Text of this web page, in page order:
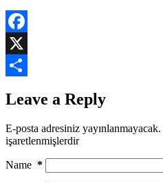
Facebook
X
Leave a Reply
E-posta adresiniz yayınlanmayacak.
işaretlenmişlerdir
Name *